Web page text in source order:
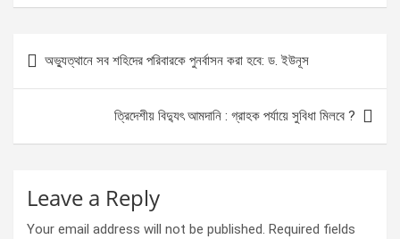
ce
o
se
g
er
at
A
p
ar
Post
navigation
অভ্যুত্থানে সব শহিদের পরিবারকে পুনর্বাসন করা হবে: ড. ইউনূস
ত্রিদেশীয় বিদ্যুৎ আমদানি : গ্রাহক পর্যায়ে সুবিধা মিলবে ?
Leave a Reply
Your email address will not be published. Required fields